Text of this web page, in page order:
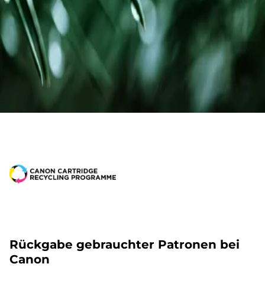
Rückgabe gebrauchter Patronen bei
Canon